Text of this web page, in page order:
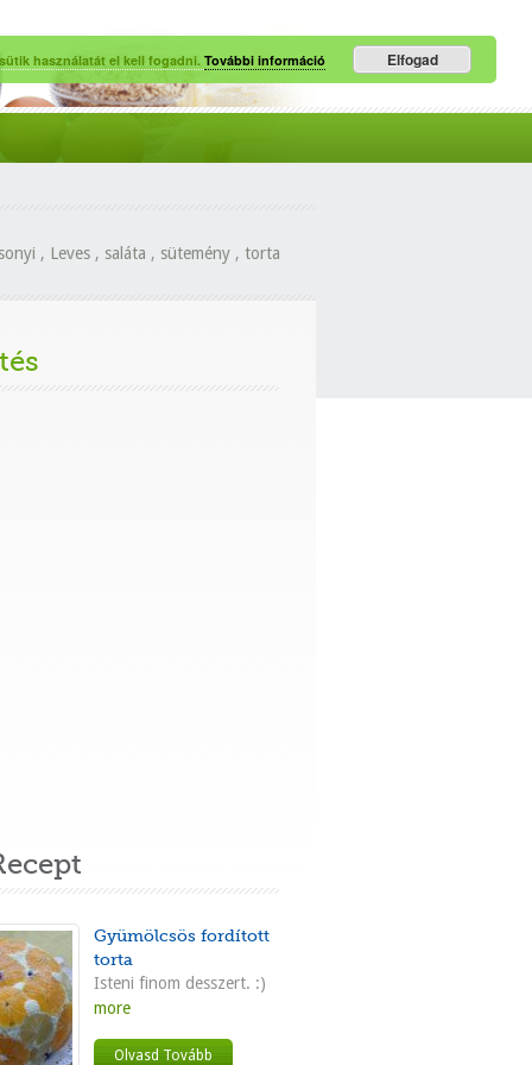
, Leves , saláta , sütemény , torta
Gyümölcsös fordított
torta
Isteni finom desszert. :)
more
Olvasd Tovább
használatát el kell fogadni. További információ Elfogad